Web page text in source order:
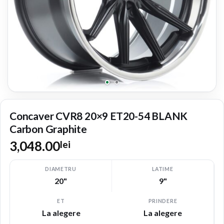
Concaver CVR8 20×9 ET20-54 BLANK
Carbon Graphite
3,048.00lei
DIAMETRU
20"
LATIME
9"
ET
La alegere
PRINDERE
La alegere